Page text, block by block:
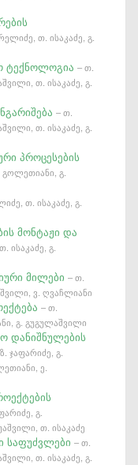
თ. ისაკაძე, გ.
ტექნოლოგია– თ.
თ. ისაკაძე, გ.
– თ.
თ. ისაკაძე, გ.
პროცესების
გ.
თ. ისაკაძე, გ.
მონტაჟი და
ისაკაძე, გ.
მილები– თ.
ვ. ღვაჩლიანი
– თ.
გ. გუგულაშვილი
დანიშნულების
ჯაფარიძე, გ.
ე.
გ.
თ. ისაკაძე
საფუძვლები– თ.
თ. ისაკაძე, გ.